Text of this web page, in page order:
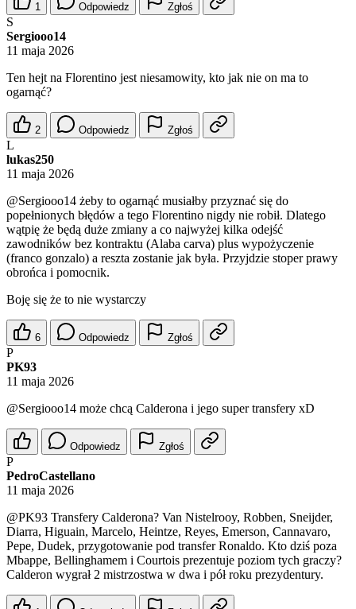
1 Odpowiedz Zgłoś
S
Sergiooo14
11 maja 2026
Ten hejt na Florentino jest niesamowity, kto jak nie on ma to
ogarnąć?
2 Odpowiedz Zgłoś
L
lukas250
11 maja 2026
@Sergiooo14 żeby to ogarnąć musiałby przyznać się do
popełnionych błędów a tego Florentino nigdy nie robił. Dlatego
wątpię że będą duże zmiany a co najwyżej kilka odejść
zawodników bez kontraktu (Alaba carva) plus wypożyczenie
(franco gonzalo) a reszta zostanie jak była. Przyjdzie stoper prawy
obrońca i pomocnik.
Boję się że to nie wystarczy
6 Odpowiedz Zgłoś
P
PK93
11 maja 2026
@Sergiooo14 może chcą Calderona i jego super transfery xD
Odpowiedz Zgłoś
P
PedroCastellano
11 maja 2026
@PK93 Transfery Calderona? Van Nistelrooy, Robben, Sneijder,
Diarra, Higuain, Marcelo, Heintze, Reyes, Emerson, Cannavaro,
Pepe, Dudek, przygotowanie pod transfer Ronaldo. Kto dziś poza
Mbappe, Bellinghamem i Courtois prezentuje poziom tych graczy?
Calderon wygrał 2 mistrzostwa w dwa i pół roku prezydentury.